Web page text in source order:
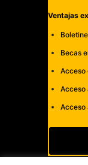
Ventajas
Becas
Acceso
Acceso
Acceso